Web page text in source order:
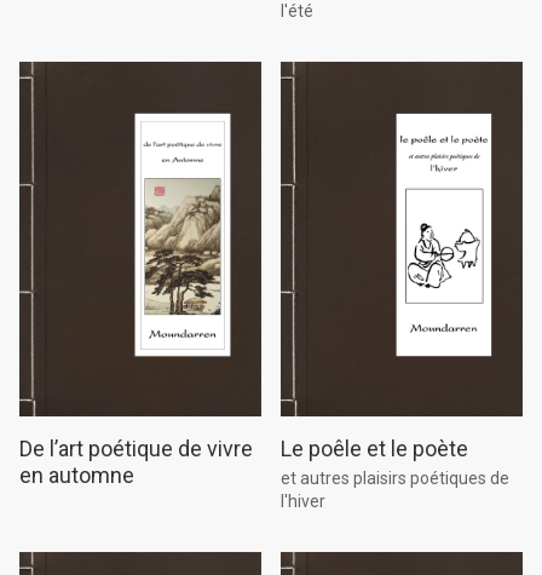
l'été
De l’art poétique de vivre
en automne
Le poêle et le poète
et autres plaisirs poétiques de
l'hiver